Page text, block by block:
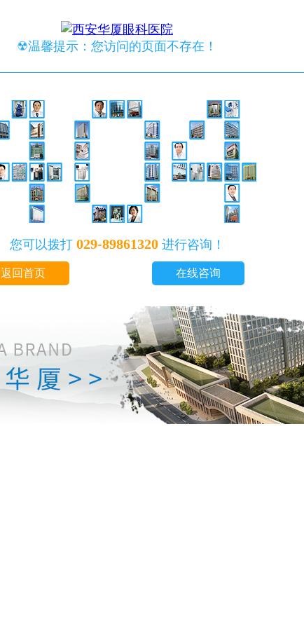
☢温馨提示：您访问的页面不存在！
您可以拨打 029-89861320进行咨询！
返回首页 在线咨询